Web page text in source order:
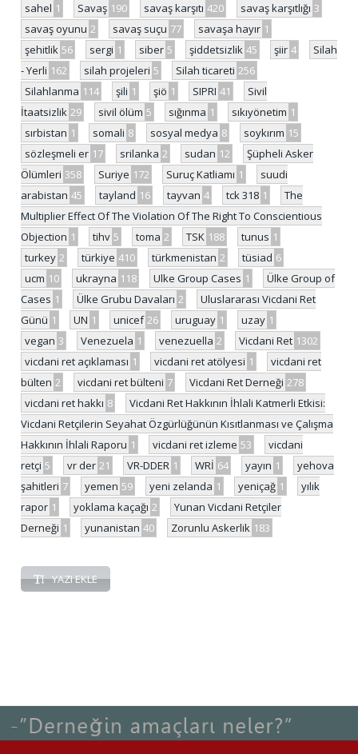
sahel 1 Savaş 190 savaş karşıtı 420 savaş karşıtlığı 3
savaş oyunu 2 savaş suçu 77 savaşa hayır 1
şehitlik 56 sergi 1 siber 5 şiddetsizlik 45 şiir 4
Silah
- Yerli 162 silah projeleri 5 Silah ticareti 256
Silahlanma 114 şili 1 şiö 1 SIPRI 41
Sivil
İtaatsizlik 29 sivil ölüm 5 sığınma 1 sıkıyönetim 1
sırbistan 1 somali 8 sosyal medya 8 soykırım 15
sözleşmeli er 17 srilanka 2 sudan 12
Şüpheli Asker
Ölümleri 358 Suriye 172 Suruç Katliamı 1
suudi
arabistan 45 tayland 16 tayvan 4 tck 318 1
The
Multiplier Effect Of The Violation Of The Right To Conscientious
Objection 1 tihv 5 toma 2 TSK 188 tunus 1
turkey 2 türkiye 410 türkmenistan 2 tüsiad 6
ucm 10 ukrayna 118 Ulke Group Cases 1
Ülke Group of
Cases 1 Ülke Grubu Davaları 2
Uluslararası Vicdani Ret
Günü 1 UN 1 unicef 26 uruguay 1 uzay 1
vegan 3 Venezuela 1 venezuella 2 Vicdani Ret 1302
vicdani ret açıklaması 1 vicdani ret atölyesi 1
vicdani ret
bülten 2 vicdani ret bülteni 7 Vicdani Ret Derneği 278
vicdani ret hakkı 8
Vicdani Ret Hakkının İhlali Katmerli Etkisi:
Vicdani Retçilerin Seyahat Özgürlüğünün Kısıtlanması ve Çalışma
Hakkının İhlali Raporu 1 vicdani ret izleme 53
vicdani
retçi 5 vr der 21 VR-DDER 1 WRİ 64 yayın 1
yehova
şahitleri 7 yemen 59 yeni zelanda 1 yeniçağ 1
yılık
rapor 1 yoklama kaçağı 2
Yunan Vicdani Retçiler
Derneği 1 yunanistan 40 Zorunlu Askerlik 183
YAZI EKLE